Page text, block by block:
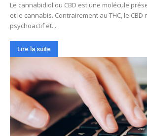
Le cannabidiol ou CBD est une molécule
et le cannabis. Contrairement au THC, le CBD
psychoactif et...
Lire la suite